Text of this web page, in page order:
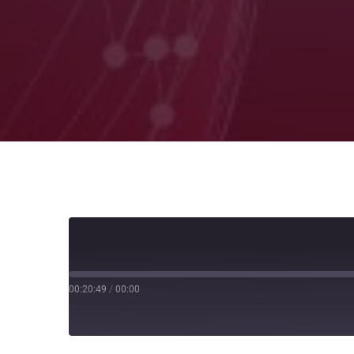
00:00
/
00:20:49